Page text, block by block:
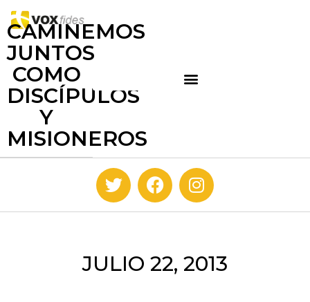
CAMINEMOS
JUNTOS
COMO
DISCÍPULOS
Y
MISIONEROS
JULIO 22, 2013